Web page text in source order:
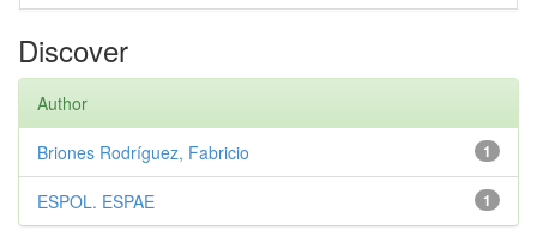
Discover
Author
1
Briones Rodríguez, Fabricio
1
ESPOL. ESPAE